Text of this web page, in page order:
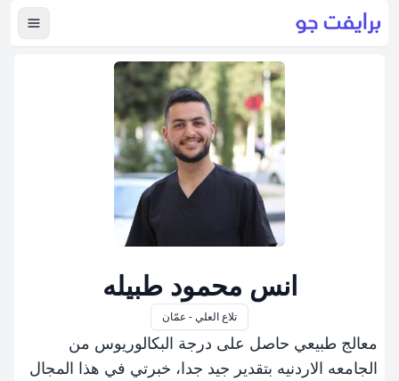
عرض
انس محمود طبيله
تلاع العلي - عمّان
معالج طبيعي حاصل على درجة البكالوريوس من
الجامعه الاردنيه بتقدير جيد جدا، خبرتي في هذا المجال